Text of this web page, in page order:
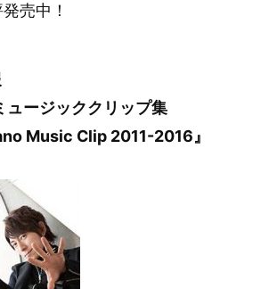
売中！
ュージッククリップ集
Music Clip 2011-2016』